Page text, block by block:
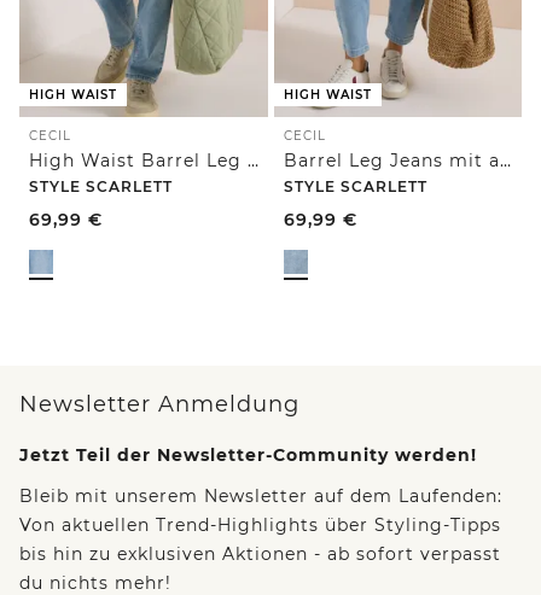
HIGH WAIST
CECIL
High Waist Barrel Leg Jeans im Loose Fit
STYLE SCARLETT
69,99 €
HIGH WAIST
CECIL
Barrel Leg Jeans mit aufgesetzten Taschen
STYLE SCARLETT
69,99 €
Newsletter Anmeldung
Jetzt Teil der Newsletter-Community werden!
Bleib mit unserem Newsletter auf dem Laufenden:
Von aktuellen Trend-Highlights über Styling-Tipps
bis hin zu exklusiven Aktionen - ab sofort verpasst
du nichts mehr!